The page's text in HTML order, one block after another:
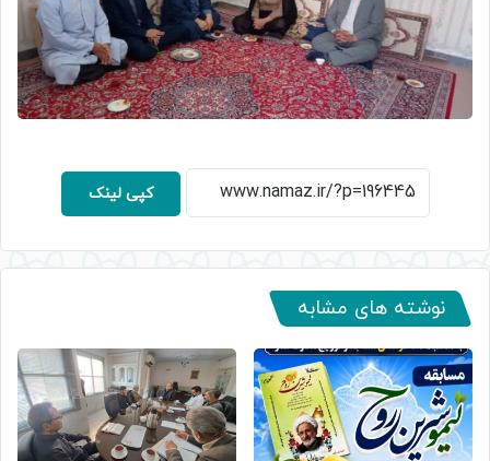
کپی لینک
نوشته های مشابه